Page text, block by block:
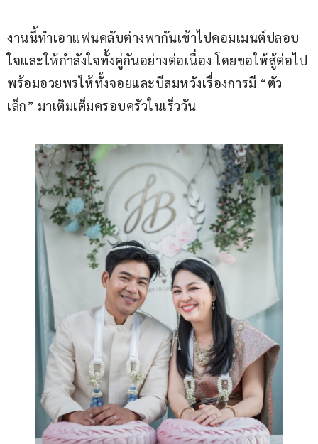
งานนี้ทำเอาแฟนคลับต่างพากันเข้าไปคอมเมนต์ปลอบ
ใจและให้กำลังใจทั้งคู่กันอย่างต่อเนื่อง โดยขอให้สู้ต่อไป
พร้อมอวยพรให้ทั้งจอยและบีสมหวังเรื่องการมี “ตัว
เล็ก” มาเติมเต็มครอบครัวในเร็ววัน